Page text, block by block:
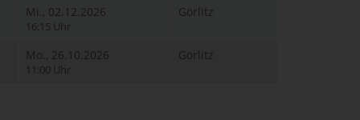
Mi., 02.12.2026
16:15 Uhr
Görlitz
Mo., 26.10.2026
11:00 Uhr
Görlitz